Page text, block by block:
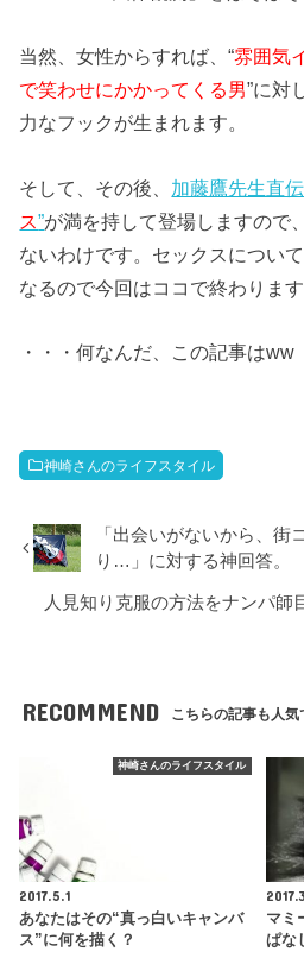
当然、女性からすれば、“雰囲気
で笑わせにかかってくる男”に対
力なフックが生まれます。
そして、その後、 加藤鷹先生直
ス”が満を持して登場しますので
ないわけです。セックスについ
なるので今回はココで終わりま
・・・何なんだ、この記事はww
神崎さんのライフスタイル
「出会いがないから、街
り…」に対する神回答。
人見知り克服の方法をナンパ師
RECOMMEND こちらの記事も人気
神崎さんのライフスタイル
2017.5.1
あなたはその“真っ白いキャンバ
ス”に何を描く？
マミ
ぱな